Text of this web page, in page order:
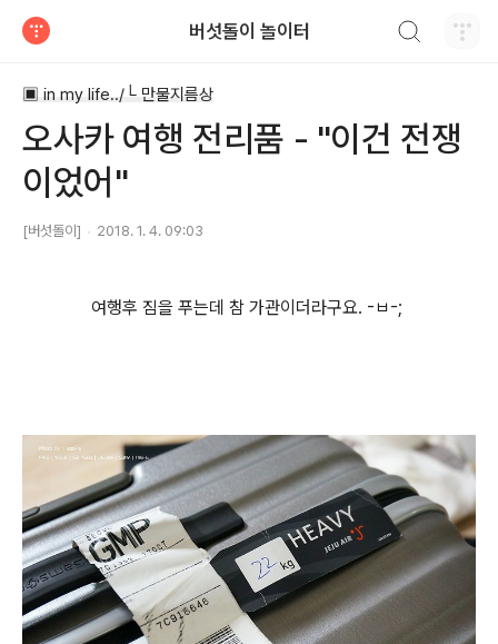
버섯돌이 놀이터
▣ in my life../└ 만물지름상
오사카 여행 전리품 - "이건 전쟁
이었어"
[버섯돌이] 2018. 1. 4. 09:03
여행후 짐을 푸는데 참 가관이더라구요. -ㅂ-;